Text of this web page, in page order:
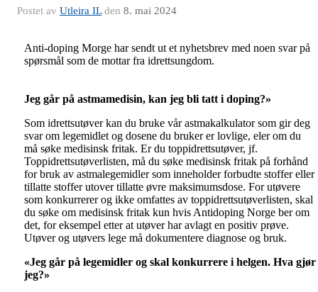
Postet av Utleira ILden 8. mai 2024
Anti-doping Morge har sendt ut et nyhetsbrev med noen svar på
spørsmål som de mottar fra idrettsungdom.
Jeg går på astmamedisin, kan jeg bli tatt i doping?»
Som idrettsutøver kan du bruke vår astmakalkulator som gir deg
svar om legemidlet og dosene du bruker er lovlige, eler om du
må søke medisinsk fritak. Er du toppidrettsutøver, jf.
Toppidrettsutøverlisten, må du søke medisinsk fritak på forhånd
for bruk av astmalegemidler som inneholder forbudte stoffer eller
tillatte stoffer utover tillatte øvre maksimumsdose. For utøvere
som konkurrerer og ikke omfattes av toppidrettsutøverlisten, skal
du søke om medisinsk fritak kun hvis Antidoping Norge ber om
det, for eksempel etter at utøver har avlagt en positiv prøve.
Utøver og utøvers lege må dokumentere diagnose og bruk.
«Jeg går på legemidler og skal konkurrere i helgen. Hva gjør
jeg?»